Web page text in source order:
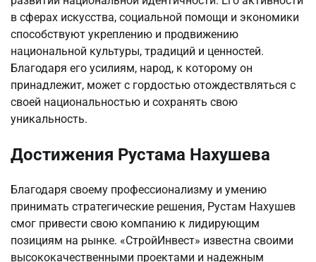
в сферах искусства, социальной помощи и экономики
способствуют укреплению и продвижению
национальной культуры, традиций и ценностей.
Благодаря его усилиям, народ, к которому он
принадлежит, может с гордостью отождествляться с
своей национальностью и сохранять свою
уникальность.
Достижения Рустама Нахушева
Благодаря своему профессионализму и умению
принимать стратегические решения, Рустам Нахушев
смог привести свою компанию к лидирующим
позициям на рынке. «СтройИнвест» известна своими
высококачественными проектами и надежным